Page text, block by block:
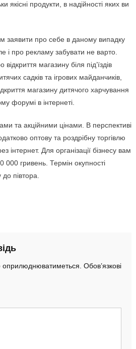
якісні продукти, в надійності яких ви
заявити про себе в даному випадку
і про рекламу забувати не варто.
магазину біля під’їздів
садків та ігрових майданчиків,
магазину дитячого харчування
форумі в інтернеті.
та акційними цінами. В перспективі
оптову та роздрібну торгівлю
інтернет. Для організації бізнесу вам
000 гривень. Термін окупності
до півтора.
Обов’язкові